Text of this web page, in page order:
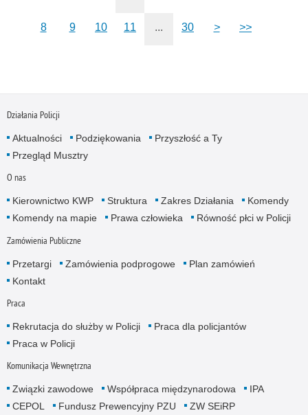
8 9 10 11 ... 30 > >>
Działania Policji
Aktualności Podziękowania
Przyszłość a Ty
Przegląd Musztry
O nas
Kierownictwo KWP Struktura Zakres Działania
Komendy
Komendy na mapie
Prawa człowieka Równość płci w Policji
Zamówienia Publiczne
Przetargi Zamówienia podprogowe
Plan zamówień
Kontakt
Praca
Rekrutacja do służby w Policji
Praca dla policjantów
Praca w Policji
Komunikacja Wewnętrzna
Związki zawodowe Współpraca międzynarodowa
IPA
CEPOL
Fundusz Prewencyjny PZU
ZW SEiRP